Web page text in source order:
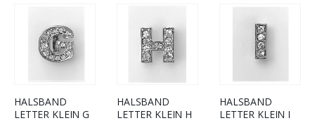
HALSBAND
LETTER KLEIN G
HALSBAND
LETTER KLEIN H
HALSBAND
LETTER KLEIN I